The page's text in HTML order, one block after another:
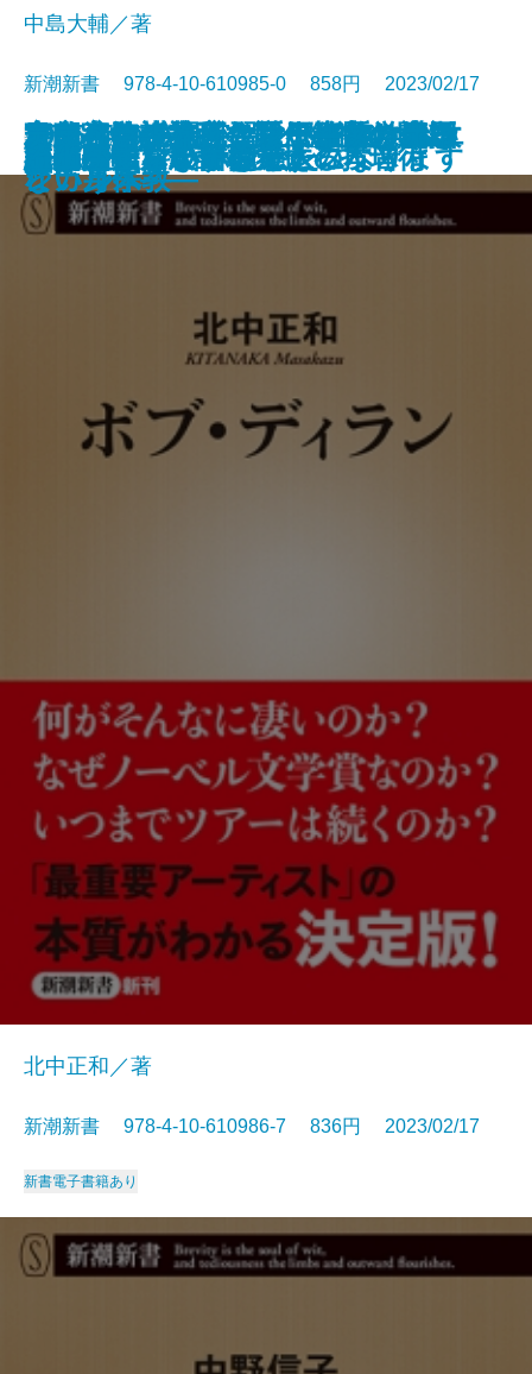
目的への抵抗―シリーズ哲学講話
―
2035年の中国―習近平路線は生き
残るか―
不老脳
国難のインテリジェンス
マイ遍路―札所住職が歩いた四国
八十八ヶ所―
東京大学の式辞―歴代総長の贈る
言葉―
官邸官僚が本音で語る権力の使い
方
うらやましいボケかた
NHK受信料の研究
山本由伸 常識を変える投球術
中島大輔／著
新潮新書 978-4-10-610985-0 858円 2023/02/17
新書電子書籍あり
ボブ・ディラン
北中正和／著
新潮新書 978-4-10-610986-7 836円 2023/02/17
新書電子書籍あり
脳の闇
正義の味方が苦手です
悪さをしない子は悪人になります
患者が知らない開業医の本音
誰が農業を殺すのか
寿命ハック―死なない細胞、老い
ない身体―
シチリアの奇跡―マフィアからエ
シカルへ―
流山がすごい
デマ・陰謀論・カルト―スマホ教
という宗教―